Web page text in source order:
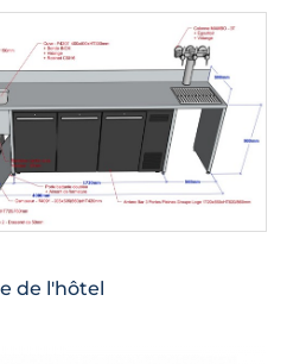
de l'hôtel